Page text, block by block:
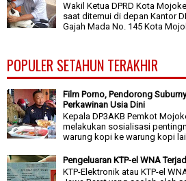
Wakil Ketua DPRD Kota
saat ditemui di depan Kantor
Gajah Mada No. 145 Kota
POPULER SETAHUN TERAKHIR
Film Porno, Pendorong
Perkawinan Usia Dini
Kepala DP3AKB Pemkot
melakukan sosialisasi
warung kopi ke warung kopi
Pengeluaran KTP-el WNA
KTP-Elektronik atau KTP-el